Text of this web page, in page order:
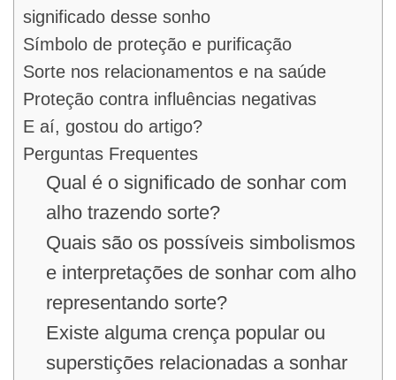
significado desse sonho
Símbolo de proteção e purificação
Sorte nos relacionamentos e na saúde
Proteção contra influências negativas
E aí, gostou do artigo?
Perguntas Frequentes
Qual é o significado de sonhar com
alho trazendo sorte?
Quais são os possíveis simbolismos
e interpretações de sonhar com alho
representando sorte?
Existe alguma crença popular ou
superstições relacionadas a sonhar